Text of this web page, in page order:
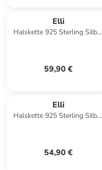
Elli
Halskette 925 Sterling Silber
59,90 €
Elli
Halskette 925 Sterling Silber
54,90 €